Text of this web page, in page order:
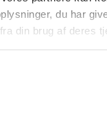
du har
din brug af deres
at vise.